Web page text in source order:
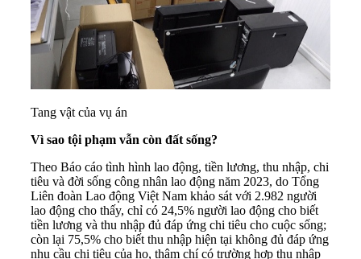
Tang vật của vụ án
Vì sao tội phạm vẫn còn đất sống?
Theo Báo cáo tình hình lao động, tiền lương, thu nhập, chi
tiêu và đời sống công nhân lao động năm 2023, do Tổng
Liên đoàn Lao động Việt Nam khảo sát với 2.982 người
lao động cho thấy, chỉ có 24,5% người lao động cho biết
tiền lương và thu nhập đủ đáp ứng chi tiêu cho cuộc sống;
còn lại 75,5% cho biết thu nhập hiện tại không đủ đáp ứng
nhu cầu chi tiêu của họ, thậm chí có trường hợp thu nhập